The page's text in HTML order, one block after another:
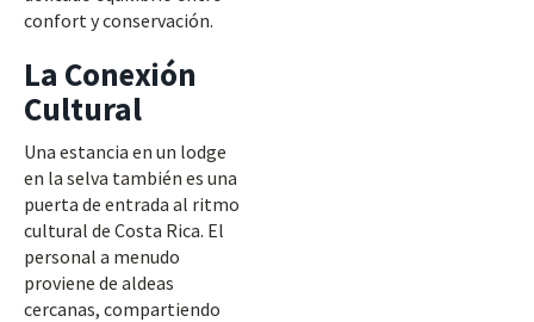
confort y conservación.
La Conexión
Cultural
Una estancia en un lodge
en la selva también es una
puerta de entrada al ritmo
cultural de Costa Rica. El
personal a menudo
proviene de aldeas
cercanas, compartiendo